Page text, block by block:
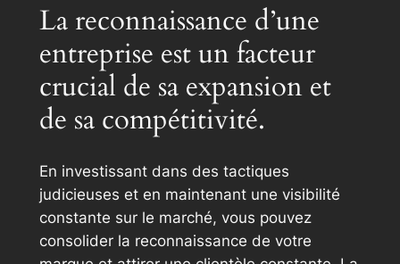
La reconnaissance d’une
entreprise est un facteur
crucial de sa expansion et
de sa compétitivité.
En investissant dans des tactiques
judicieuses et en maintenant une visibilité
constante sur le marché, vous pouvez
consolider la reconnaissance de votre